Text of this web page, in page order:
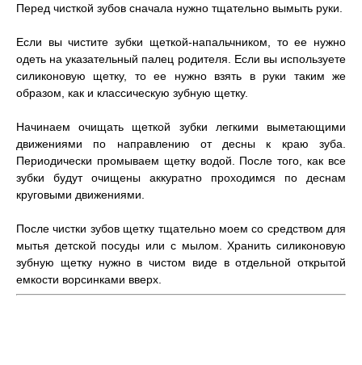
Перед чисткой зубов сначала нужно тщательно вымыть руки.
Если вы чистите зубки щеткой-напальчником, то ее нужно
одеть на указательный палец родителя. Если вы используете
силиконовую щетку, то ее нужно взять в руки таким же
образом, как и классическую зубную щетку.
Начинаем очищать щеткой зубки легкими выметающими
движениями по направлению от десны к краю зуба.
Периодически промываем щетку водой. После того, как все
зубки будут очищены аккуратно проходимся по деснам
круговыми движениями.
После чистки зубов щетку тщательно моем со средством для
мытья детской посуды или с мылом. Хранить силиконовую
зубную щетку нужно в чистом виде в отдельной открытой
емкости ворсинками вверх.